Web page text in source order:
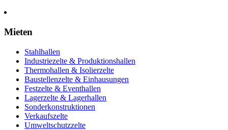
Mieten
Stahlhallen
Industriezelte & Produktionshallen
Thermohallen & Isolierzelte
Baustellenzelte & Einhausungen
Festzelte & Eventhallen
Lagerzelte & Lagerhallen
Sonderkonstruktionen
Verkaufszelte
Umweltschutzzelte